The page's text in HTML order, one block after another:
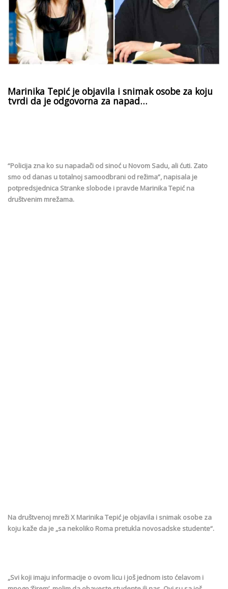
Marinika Tepić je objavila i snimak osobe za koju
tvrdi da je odgovorna za napad…
“Policija zna ko su napadači od sinoć u Novom Sadu, ali ćuti. Zato
smo od danas u totalnoj samoodbrani od režima”, napisala je
potpredsjednica Stranke slobode i pravde Marinika Tepić na
društvenim mrežama.
Na društvenoj mreži X Marinika Tepić je objavila i snimak osobe za
koju kaže da je „sa nekoliko Roma pretukla novosadske studente“.
„Svi koji imaju informacije o ovom licu i još jednom isto ćelavom i